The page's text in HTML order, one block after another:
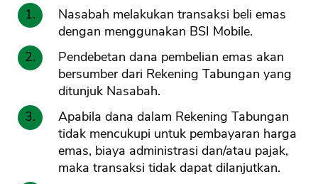
Nasabah melakukan transaksi beli emas
dengan menggunakan BSI Mobile.
Pendebetan dana pembelian emas akan
bersumber dari Rekening Tabungan yang
ditunjuk Nasabah.
Apabila dana dalam Rekening Tabungan
tidak mencukupi untuk pembayaran harga
emas, biaya administrasi dan/atau pajak,
maka transaksi tidak dapat dilanjutkan.